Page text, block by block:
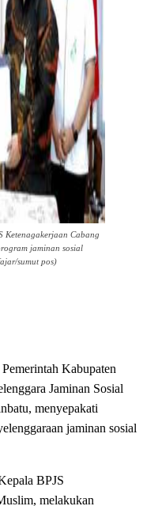
Ketenagakerjaan Cabang
jaminan sosial
sumut pos)
Kabupaten
Jaminan Sosial
menyepakati
jaminan sosial
BPJS
melakukan